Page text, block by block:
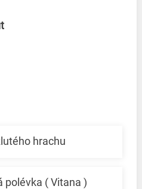
hrachu
polévka ( Vitana )